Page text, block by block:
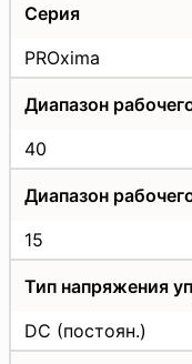
Серия
PROxima
Диапазон
40
Диапазон
15
Тип напряжения
DC (постоян.)